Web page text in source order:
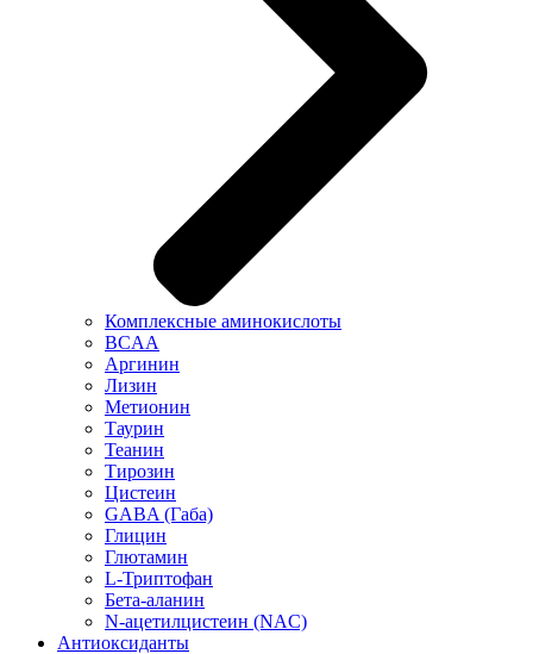
Комплексные аминокислоты
BCAA
Аргинин
Лизин
Метионин
Таурин
Теанин
Тирозин
Цистеин
GABA (Габа)
Глицин
Глютамин
L-Триптофан
Бета-аланин
N-ацетилцистеин (NAC)
Антиоксиданты